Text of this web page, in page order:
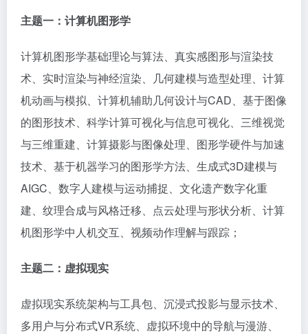
主题一： 计算机图形学
计算机图形学基础理论与算法、真实感图形与渲染技
术、实时渲染与神经渲染、几何建模与造型处理、计算
机动画与模拟、计算机辅助几何设计与CAD、基于图像
的图形技术、科学计算可视化与信息可视化、三维视觉
与三维重建、计算摄影与图像处理、图形学硬件与加速
技术、基于机器学习的图形学方法、生成式3D建模与
AIGC、数字人建模与运动捕捉、文化遗产数字化重
建、纹理合成与风格迁移、点云处理与形状分析、计算
机图形学中人机交互、视频动作理解与跟踪；
主题二 ： 虚拟现实
虚拟现实系统架构与工具包、沉浸式投影与显示技术、
多用户与分布式VR系统、虚拟环境中的导航与漫游、